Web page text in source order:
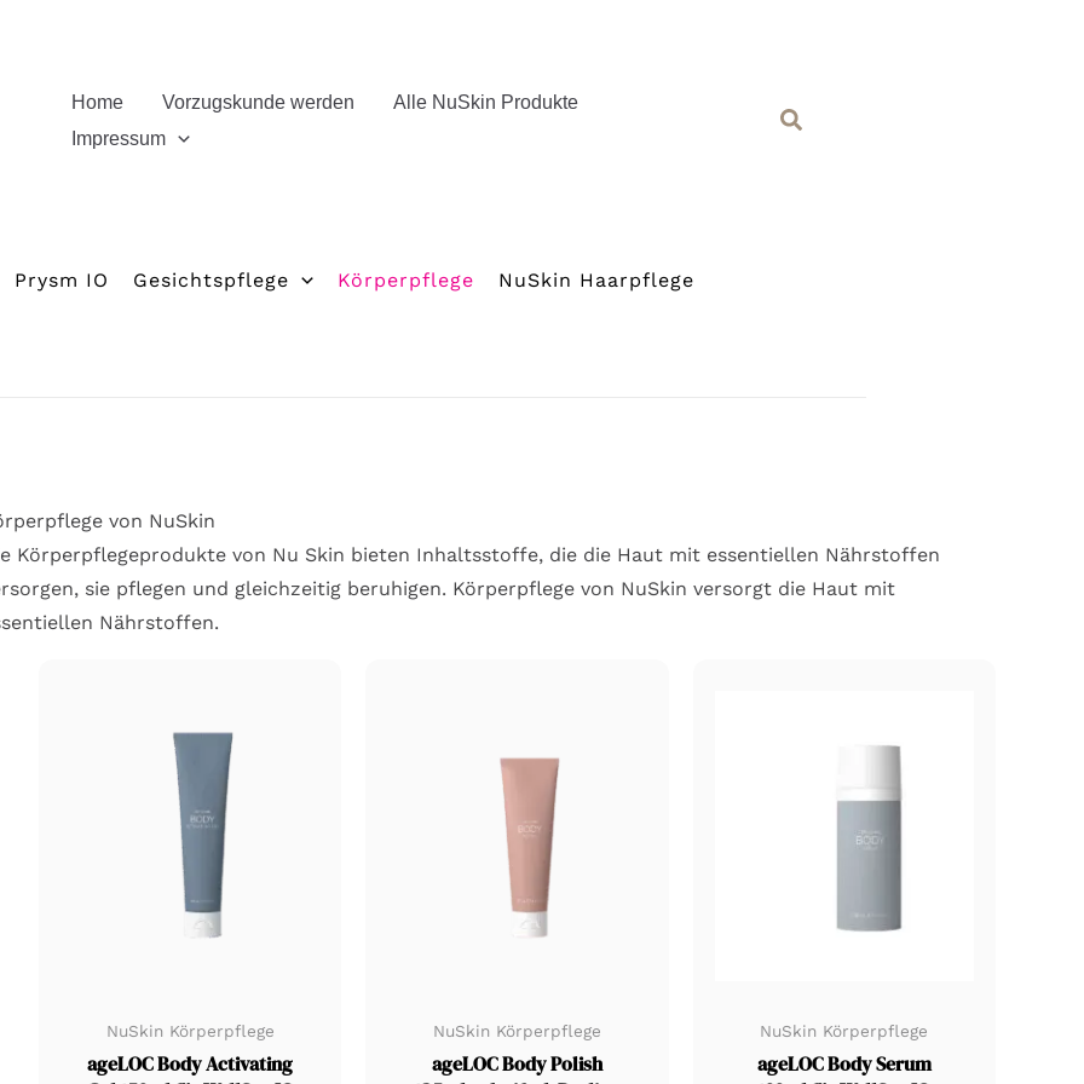
Home Vorzugskunde werden
Alle NuSkin Produkte
Impressum
Suchen
Prysm IO Gesichtspflege Körperpflege NuSkin Haarpflege
von NuSkin
Körperpflegeprodukte von Nu Skin bieten Inhaltsstoffe, die die Haut mit essentiellen Nährstoffen
sie pflegen und gleichzeitig beruhigen. Körperpflege von NuSkin versorgt die Haut mit
Nährstoffen.
NuSkin Körperpflege
ageLOC Body Activating
NuSkin Körperpflege
ageLOC Body Polish
NuSkin Körperpflege
ageLOC Body Serum